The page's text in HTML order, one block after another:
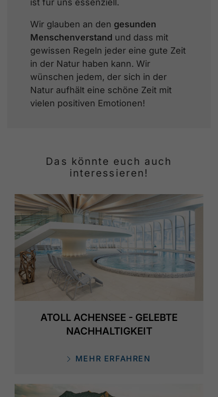
ist für uns essenziell.
Wir glauben an den gesunden
Menschenverstand und dass mit
gewissen Regeln jeder eine gute Zeit
in der Natur haben kann. Wir
wünschen jedem, der sich in der
Natur aufhält eine schöne Zeit mit
vielen positiven Emotionen!
Das könnte euch auch
interessieren!
ATOLL ACHENSEE - GELEBTE
NACHHALTIGKEIT
MEHR ERFAHREN